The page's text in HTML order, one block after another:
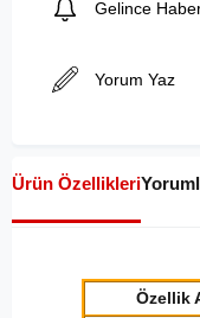
Gelince
Yorum Yaz
Ürün Özellikleri
Özellik